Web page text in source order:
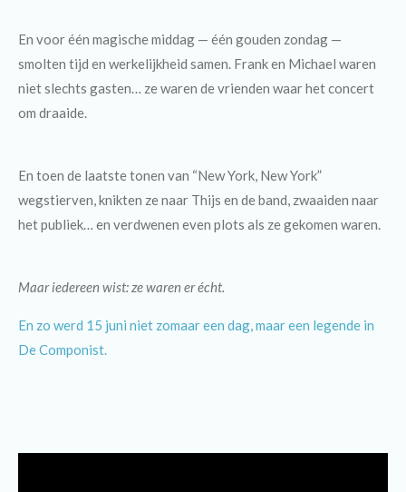
En voor één magische middag — één gouden zondag —
smolten tijd en werkelijkheid samen. Frank en Michael waren
niet slechts gasten… ze waren de vrienden waar het concert
om draaide.
En toen de laatste tonen van “New York, New York”
wegstierven, knikten ze naar Thijs en de band, zwaaiden naar
het publiek… en verdwenen even plots als ze gekomen waren.
Maar iedereen wist: ze waren er écht.
En zo werd 15 juni niet zomaar een dag, maar een legende in
De Componist.